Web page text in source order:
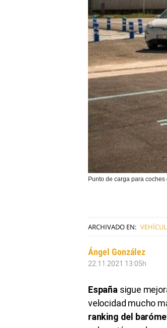
Punto de carga para
ARCHIVADO EN:
Ángel González
22.11.2021 13:05h
España sigue
velocidad mucho
ranking del